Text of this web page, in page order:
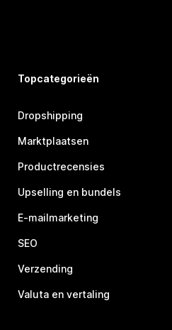
Topcategorieën
Dropshipping
Marktplaatsen
Productrecensies
Upselling en bundels
E-mailmarketing
SEO
Verzending
Valuta en vertaling